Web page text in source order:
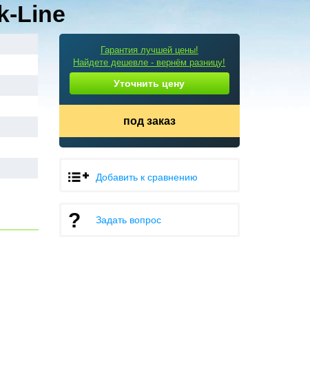
Line
Гарантия лучшей цены!
Найдете дешевле - вернём разницу!
Уточнить цену
под заказ
Добавить к сравнению
Задать вопрос